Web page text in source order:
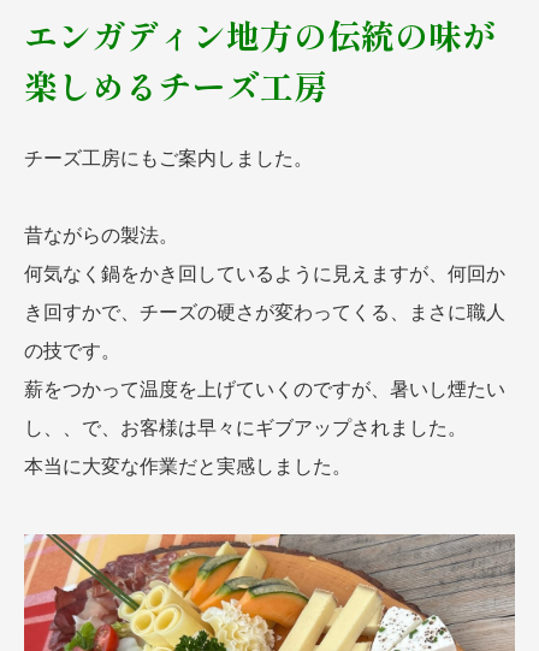
エンガディン地方の伝統の味が
楽しめるチーズ工房
チーズ工房にもご案内しました。
昔ながらの製法。
何気なく鍋をかき回しているように見えますが、何回か
き回すかで、チーズの硬さが変わってくる、まさに職人
の技です。
薪をつかって温度を上げていくのですが、暑いし煙たい
し、、で、お客様は早々にギブアップされました。
本当に大変な作業だと実感しました。